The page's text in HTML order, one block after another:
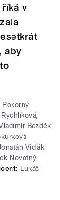
říká v
aby
Pokorný
Bezděk
Vidlák
Novotný
Lukáš